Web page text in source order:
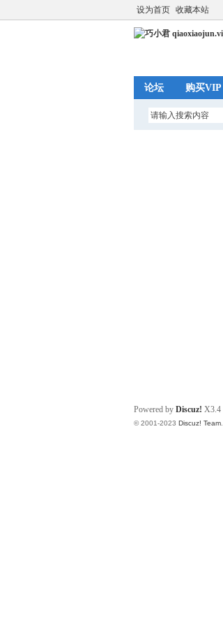
设为首页 收藏本站
论坛 购买VIP
Powered by Discuz! X3.4
© 2001-2023 Discuz! Team